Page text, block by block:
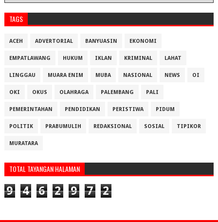
TAGS
ACEH ADVERTORIAL BANYUASIN EKONOMI
EMPATLAWANG HUKUM IKLAN KRIMINAL LAHAT
LINGGAU MUARA ENIM MUBA NASIONAL NEWS OI
OKI OKUS OLAHRAGA PALEMBANG PALI
PEMERINTAHAN PENDIDIKAN PERISTIWA PIDUM
POLITIK PRABUMULIH REDAKSIONAL SOSIAL TIPIKOR
MURATARA
TOTAL TAYANGAN HALAMAN
9 4 6 2 9 7 2